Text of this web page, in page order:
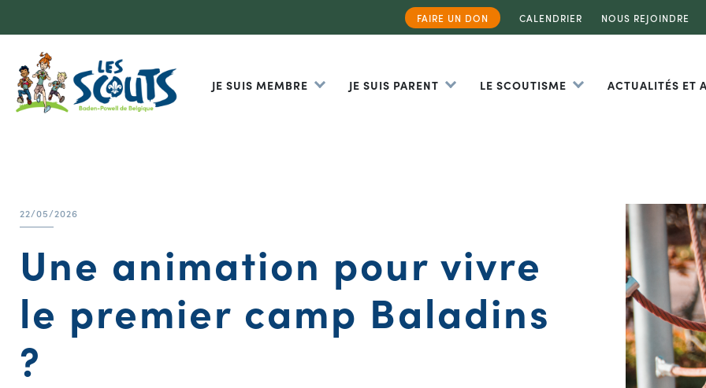
FAIRE UN DON CALENDRIER NOUS REJOINDRE
JE SUIS MEMBRE JE SUIS PARENT LE SCOUTISME ACTUALITÉS ET
22/05/2026
Une animation pour vivre
le premier camp Baladins
?